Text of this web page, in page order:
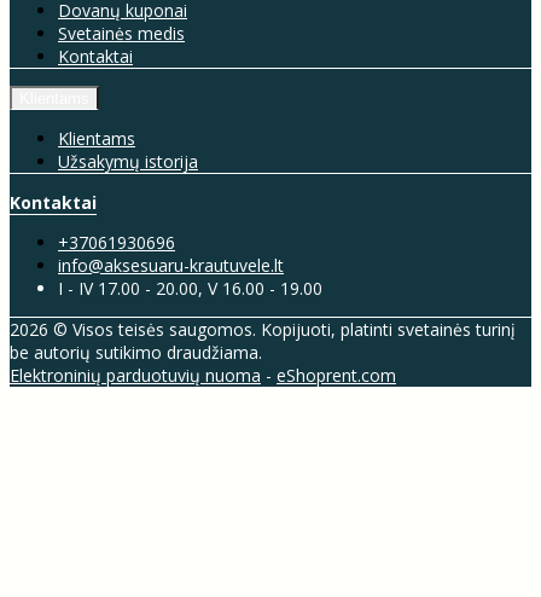
Dovanų kuponai
Svetainės medis
Kontaktai
Klientams
Užsakymų istorija
Kontaktai
+37061930696
info@aksesuaru-krautuvele.lt
I - IV 17.00 - 20.00, V 16.00 - 19.00
2026 © Visos teisės saugomos. Kopijuoti, platinti svetainės turinį
be autorių sutikimo draudžiama.
Elektroninių parduotuvių nuoma - eShoprent.com